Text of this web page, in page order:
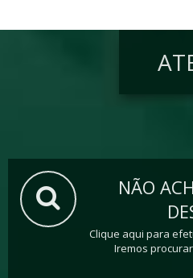
NÃO
Clique aqui para
Iremos